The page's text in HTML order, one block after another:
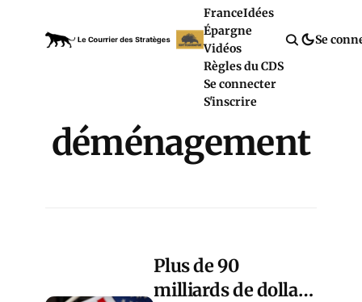
FranceIdées
Épargne
Vidéos
Règles du CDS
Se connecter
S'inscrire
Se
déménagement
Plus de 90
milliards de dollars